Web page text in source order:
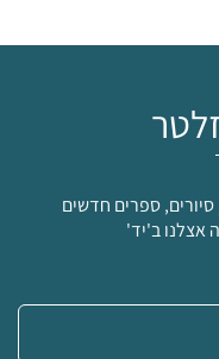
ספרים חדשים
אצלנו ב'יד'